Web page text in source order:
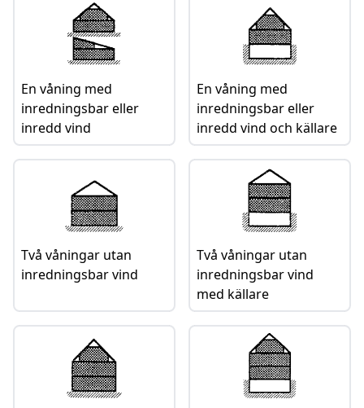
En våning med
inredningsbar eller
inredd vind
En våning med
inredningsbar eller
inredd vind och källare
Två våningar utan
inredningsbar vind
Två våningar utan
inredningsbar vind
med källare